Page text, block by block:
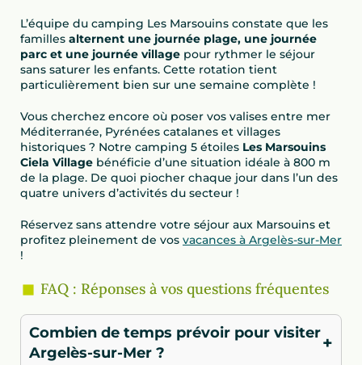
L’équipe du camping Les Marsouins constate que les
familles alternent une journée plage, une journée
parc et une journée village pour rythmer le séjour
sans saturer les enfants. Cette rotation tient
particulièrement bien sur une semaine complète !
Vous cherchez encore où poser vos valises entre mer
Méditerranée, Pyrénées catalanes et villages
historiques ? Notre camping 5 étoiles Les Marsouins
Ciela Village bénéficie d’une situation idéale à 800 m
de la plage. De quoi piocher chaque jour dans l’un des
quatre univers d’activités du secteur !
Réservez sans attendre votre séjour aux Marsouins et
profitez pleinement de vos vacances à Argelès-sur-Mer
!
FAQ : Réponses à vos questions fréquentes
Combien de temps prévoir pour visiter
Argelès-sur-Mer ?
+